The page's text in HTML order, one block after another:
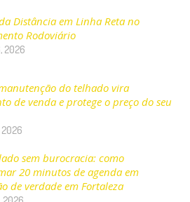
Distância em Linha Reta no
Rodoviário
2026
do telhado vira
de venda e protege o preço do seu
2026
sem burocracia: como
20 minutos de agenda em
de verdade em Fortaleza